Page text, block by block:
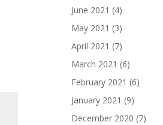
June 2021 (4)
May 2021 (3)
April 2021 (7)
March 2021 (6)
February 2021 (6)
January 2021 (9)
December 2020 (7)